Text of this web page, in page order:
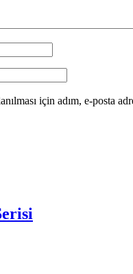
için adım, e-posta